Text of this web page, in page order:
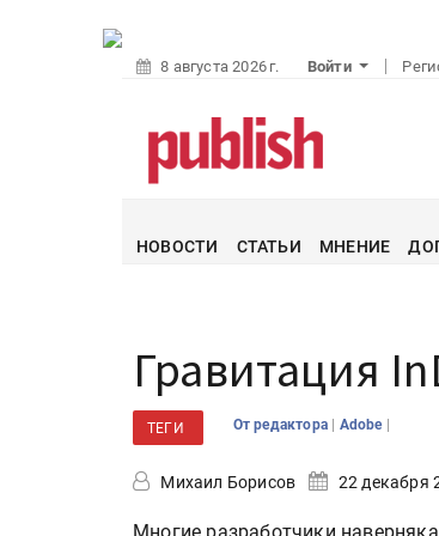
8 августа 2026 г. Войти
НОВОСТИ СТАТЬИ МНЕНИЕ
Гравитация
ТЕГИ От редактора | Adobe |
Михаил Борисов 22 декабря